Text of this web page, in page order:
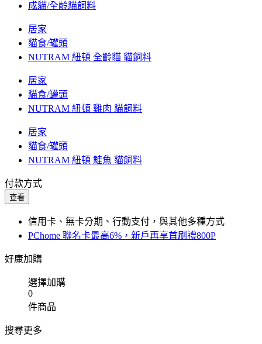
成貓/全齡貓飼料
居家
貓食/罐頭
NUTRAM 紐頓 全齡貓 貓飼料
居家
貓食/罐頭
NUTRAM 紐頓 雞肉 貓飼料
居家
貓食/罐頭
NUTRAM 紐頓 鮭魚 貓飼料
付款方式
查看
信用卡、無卡分期、行動支付，與其他多種方式
PChome 聯名卡最高6%，新戶再享首刷禮800P
好康加購
選擇加購
0
件商品
搜尋更多